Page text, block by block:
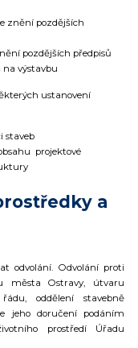
znění pozdějších
pozdějších předpisů
na výstavbu
ustanovení
staveb
projektové
a
odvolání. Odvolání proti
města Ostravy, útvaru
oddělení stavebně
jeho doručení podáním
prostředí Úřadu